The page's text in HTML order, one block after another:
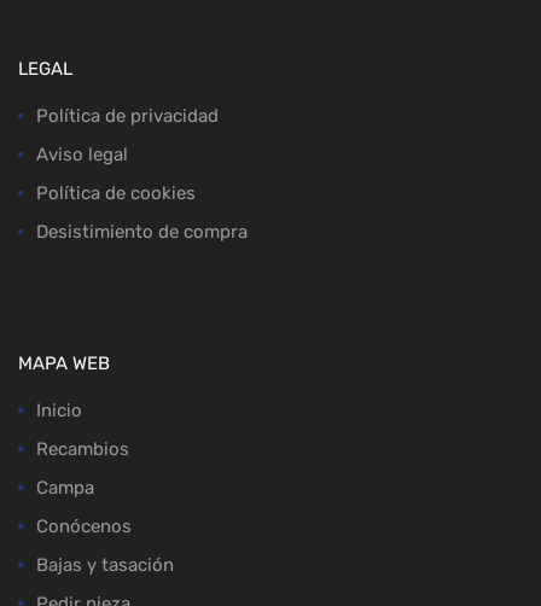
LEGAL
Política de privacidad
Aviso legal
Política de cookies
Desistimiento de compra
MAPA WEB
Inicio
Recambios
Campa
Conócenos
Bajas y tasación